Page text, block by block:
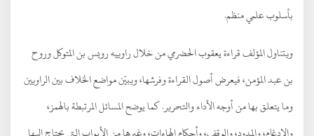
بأسلوب علمي منظم.
ويتناول المؤلف قراءة يعقوب الحضرمي من خلال راوييه رويس بن المتوكل وروح
بن عبد المؤمن، فيعرض أصول القراءة وفرشها، ويبيّن مواضع الخلاف بين الراويين
وما يتعلق بها من أوجه الأداء والتحرير. كما يوضح المسائل المرتبطة بالهمز،